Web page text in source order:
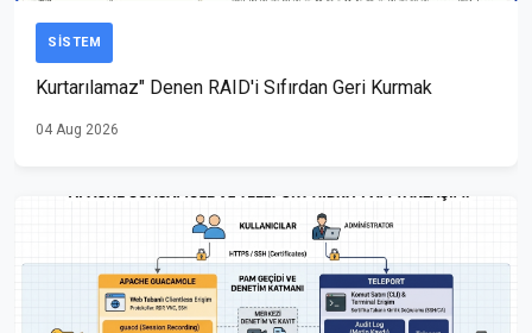
SISTEM
Kurtarılamaz" Denen RAID'i Sıfırdan Geri Kurmak
04 Aug 2026